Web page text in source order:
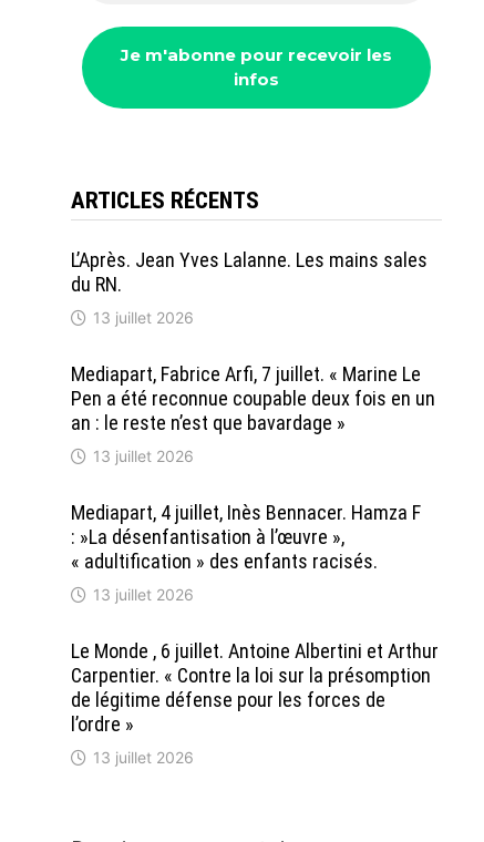
ARTICLES RÉCENTS
L’Après. Jean Yves Lalanne. Les mains sales
du RN.
13 juillet 2026
Mediapart, Fabrice Arfi, 7 juillet. « Marine Le
Pen a été reconnue coupable deux fois en un
an : le reste n’est que bavardage »
13 juillet 2026
Mediapart, 4 juillet, Inès Bennacer. Hamza F
: »La désenfantisation à l’œuvre »,
« adultification » des enfants racisés.
13 juillet 2026
Le Monde , 6 juillet. Antoine Albertini et Arthur
Carpentier. « Contre la loi sur la présomption
de légitime défense pour les forces de
l’ordre »
13 juillet 2026